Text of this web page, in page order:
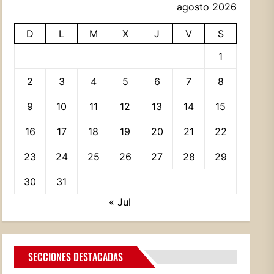
agosto 2026
D L M X J V
S
1
2 3 4 5 6 7 8
9 10 11 12 13 14 15
16 17 18 19 20 21 22
23 24 25 26 27 28 29
30
31
« Jul
SECCIONES DESTACADAS